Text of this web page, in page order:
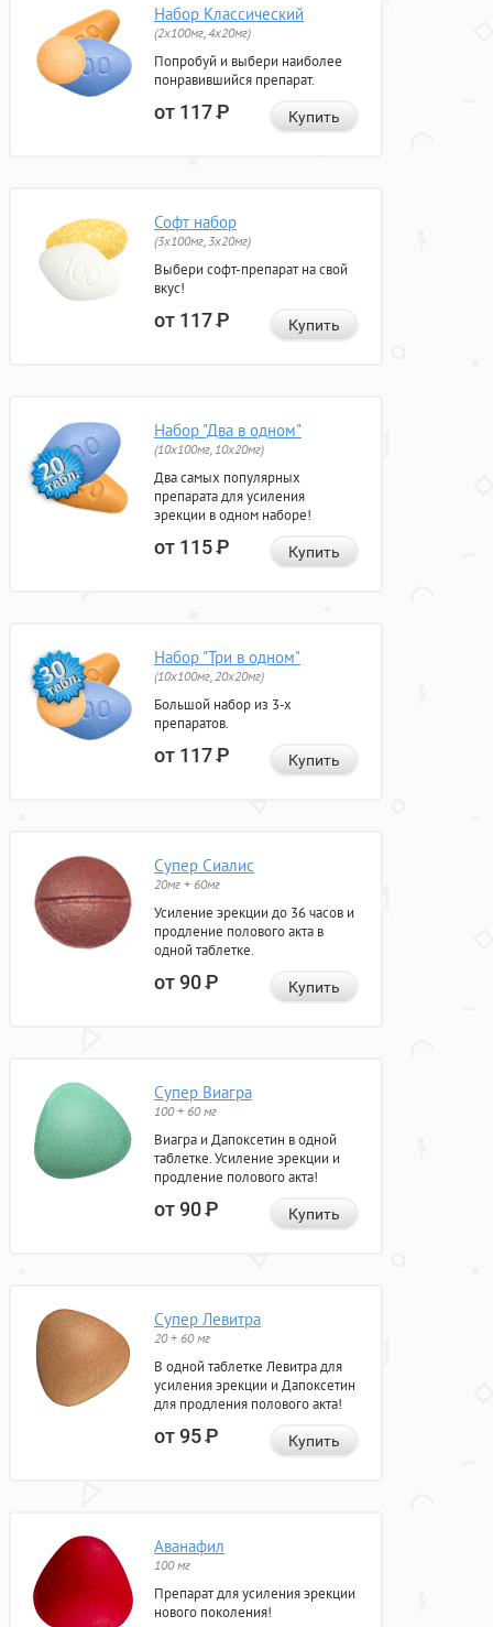
Набор Классический
(2x100мг, 4x20мг)
Попробуй и выбери наиболее
понравившийся препарат.
от 117Р Купить
Софт набор
(3x100мг, 3x20мг)
Выбери софт-препарат на свой
вкус!
от 117Р Купить
Набор "Два в одном"
(10x100мг, 10x20мг)
Два самых популярных
препарата для усиления
эрекции в одном наборе!
от 115Р Купить
Набор "Три в одном"
(10x100мг, 20x20мг)
Большой набор из 3-х
препаратов.
от 117Р Купить
Супер Сиалис
20мг + 60мг
Усиление эрекции до 36 часов и
продление полового акта в
одной таблетке.
от 90Р Купить
Супер Виагра
100 + 60 мг
Виагра и Дапоксетин в одной
таблетке. Усиление эрекции и
продление полового акта!
от 90Р Купить
Супер Левитра
20 + 60 мг
В одной таблетке Левитра для
усиления эрекции и Дапоксетин
для продления полового акта!
от 95Р Купить
Аванафил
100 мг
Препарат для усиления эрекции
нового поколения!